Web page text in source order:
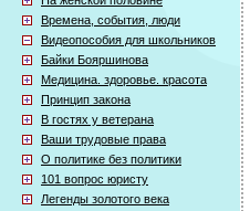
Времена, события, люди
Видеопособия для школьников
Байки Бояршинова
Медицина. здоровье. красота
Принцип закона
В гостях у ветерана
Ваши трудовые права
О политике без политики
101 вопрос юристу
Легенды золотого века